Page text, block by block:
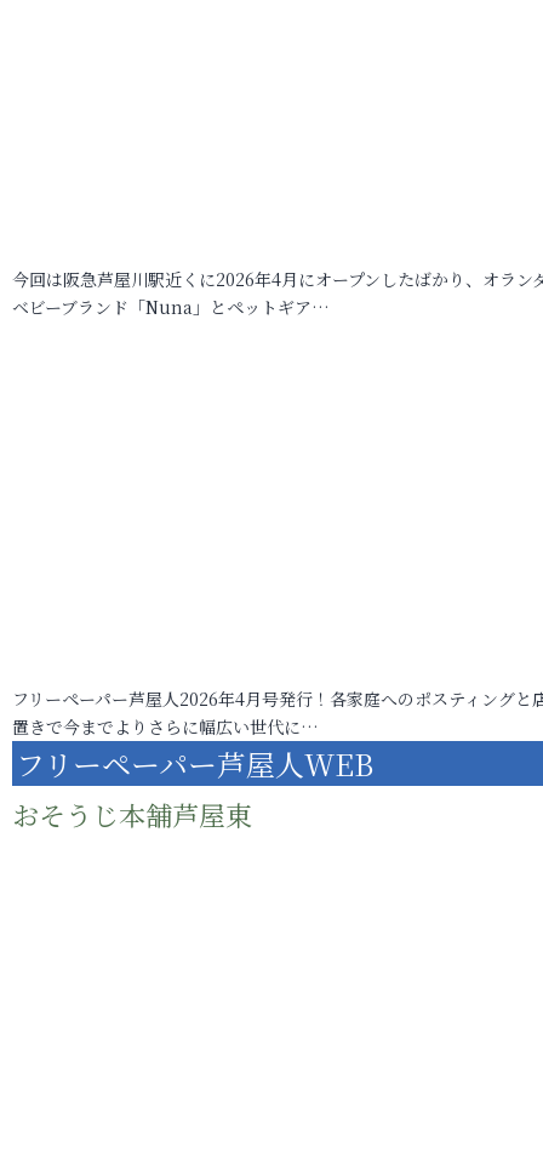
今回は阪急芦屋川駅近くに2026年4月にオープンしたばかり、オラン
ベビーブランド「Nuna」とペットギア…
フリーペーパー芦屋人2026年4月号発行！各家庭へのポスティングと
置きで今までよりさらに幅広い世代に…
フリーペーパー芦屋人WEB
おそうじ本舗芦屋東